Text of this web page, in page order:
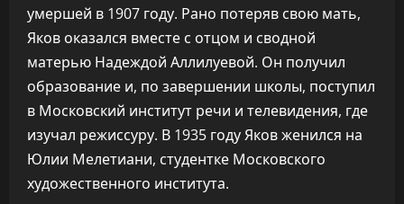
умершей в 1907 году. Рано потеряв свою мать,
Яков оказался вместе с отцом и сводной
матерью Надеждой Аллилуевой. Он получил
образование и, по завершении школы, поступил
в Московский институт речи и телевидения, где
изучал режиссуру. В 1935 году Яков женился на
Юлии Мелетиани, студентке Московского
художественного института.